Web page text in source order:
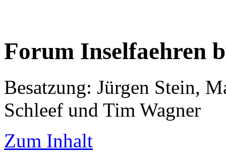
Forum Inselfaehren
Besatzung: Jürgen Stein,
Schleef und Tim Wagner
Zum Inhalt